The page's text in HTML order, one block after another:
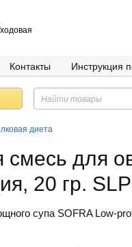
Контакты Инструкция
диета
смесь для
20 гр.
супа SOFRA Low-